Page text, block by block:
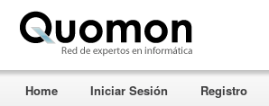
Home Iniciar Sesión Registro